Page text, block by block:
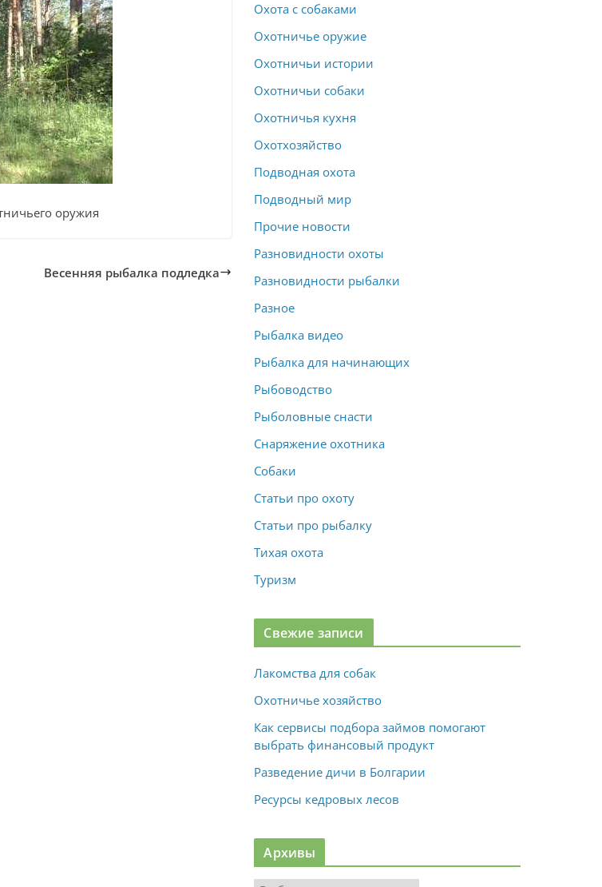
оружия
Весенняя рыбалка подледка
Охота с собаками
Охотничье оружие
Охотничьи истории
Охотничьи собаки
Охотничья кухня
Охотхозяйство
Подводная охота
Подводный мир
Прочие новости
Разновидности охоты
Разновидности рыбалки
Разное
Рыбалка видео
Рыбалка для начинающих
Рыбоводство
Рыболовные снасти
Снаряжение охотника
Собаки
Статьи про охоту
Статьи про рыбалку
Тихая охота
Туризм
Свежие записи
Лакомства для собак
Охотничье хозяйство
Как сервисы подбора займов помогают
выбрать финансовый продукт
Разведение дичи в Болгарии
Ресурсы кедровых лесов
Архивы